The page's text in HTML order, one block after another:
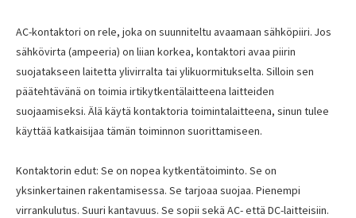
AC-kontaktori on rele, joka on suunniteltu avaamaan sähköpiiri. Jos
sähkövirta (ampeeria) on liian korkea, kontaktori avaa piirin
suojatakseen laitetta ylivirralta tai ylikuormitukselta. Silloin sen
päätehtävänä on toimia irtikytkentälaitteena laitteiden
suojaamiseksi. Älä käytä kontaktoria toimintalaitteena, sinun tulee
käyttää katkaisijaa tämän toiminnon suorittamiseen.
Kontaktorin edut: Se on nopea kytkentätoiminto. Se on
yksinkertainen rakentamisessa. Se tarjoaa suojaa. Pienempi
virrankulutus. Suuri kantavuus. Se sopii sekä AC- että DC-laitteisiin.